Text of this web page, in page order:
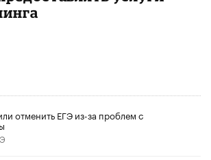
отменить ЕГЭ из-за проблем с